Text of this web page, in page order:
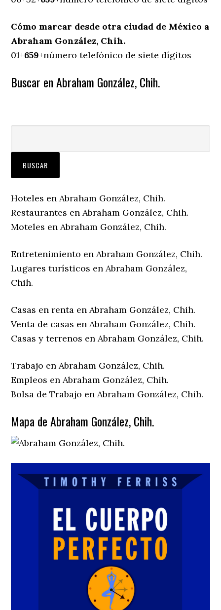
Cómo marcar desde otra ciudad de México a
Abraham González, Chih.
01+659+número telefónico de siete dígitos
Buscar en Abraham González, Chih.
Hoteles en Abraham González, Chih.
Restaurantes en Abraham González, Chih.
Moteles en Abraham González, Chih.
Entretenimiento en Abraham González, Chih.
Lugares turísticos en Abraham González,
Chih.
Casas en renta en Abraham González, Chih.
Venta de casas en Abraham González, Chih.
Casas y terrenos en Abraham González, Chih.
Trabajo en Abraham González, Chih.
Empleos en Abraham González, Chih.
Bolsa de Trabajo en Abraham González, Chih.
Mapa de Abraham González, Chih.